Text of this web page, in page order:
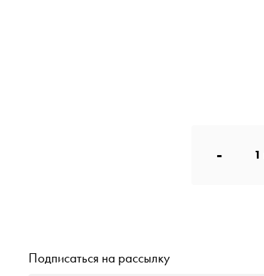
- 1
Подписаться на рассылку